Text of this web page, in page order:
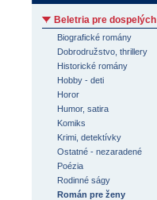
Beletria pre dospelých
Biografické romány
Dobrodružstvo, thrillery
Historické romány
Hobby - deti
Horor
Humor, satira
Komiks
Krimi, detektívky
Ostatné - nezaradené
Poézia
Rodinné ságy
Román pre ženy